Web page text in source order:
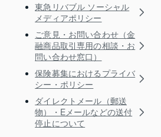
東急リバブル ソーシャル
メディアポリシー
ご意見・お問い合わせ（金
融商品取引専用の相談・お
問い合わせ窓口）
保険募集におけるプライバ
シー・ポリシー
ダイレクトメール（郵送
物）・Eメールなどの送付
停止について